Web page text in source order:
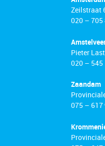
Zeilstraat
020 – 705
Pieter
020 – 545
Zaandam
075 – 617